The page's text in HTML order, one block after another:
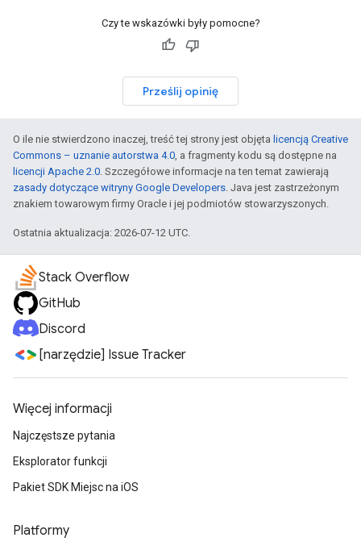
Czy te wskazówki były pomocne?
Prześlij opinię
O ile nie stwierdzono inaczej, treść tej strony jest objęta licencją Creative
Commons – uznanie autorstwa 4.0, a fragmenty kodu są dostępne na
licencji Apache 2.0. Szczegółowe informacje na ten temat zawierają
zasady dotyczące witryny Google Developers. Java jest zastrzeżonym
znakiem towarowym firmy Oracle i jej podmiotów stowarzyszonych.
Ostatnia aktualizacja: 2026-07-12 UTC.
Stack Overflow
GitHub
Discord
[narzędzie] Issue Tracker
Więcej informacji
Najczęstsze pytania
Eksplorator funkcji
Pakiet SDK Miejsc na iOS
Platformy